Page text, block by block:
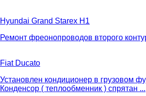
Hyundai Grand Starex H1
Ремонт фреонопроводов второго
Fiat Ducato
Установлен кондиционер в грузовом
Конденсор ( теплообменник ) спрятан ...